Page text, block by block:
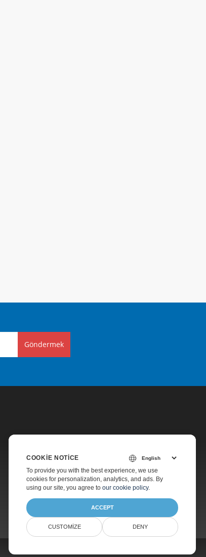
Göndermek
Fiyatlandırma
Ücretsiz Danışmanlık
Hakkında
COOKIE NOTICE
To provide you with the best experience, we use
cookies for personalization, analytics, and ads. By
using our site, you agree to our cookie policy.
ACCEPT
CUSTOMIZE DENY